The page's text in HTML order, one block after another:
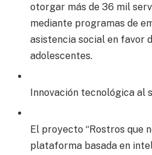
otorgar más de 36 mil
mediante programas de
asistencia social en favor
adolescentes.
Innovación tecnológica al
El proyecto “Rostros que
plataforma basada en